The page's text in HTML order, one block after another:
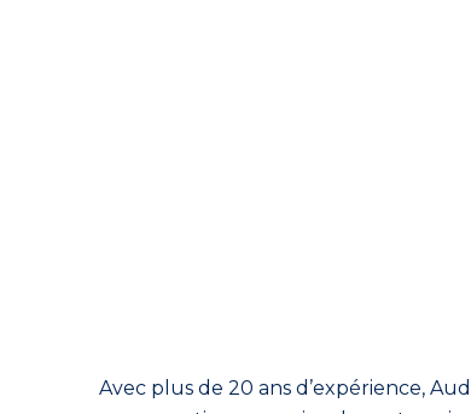
Avec plus de 20 ans d’expérience,